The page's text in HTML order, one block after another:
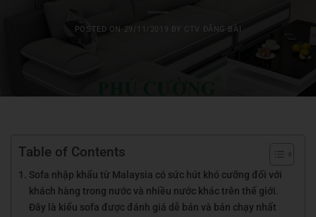
POSTED ON 29/11/2019 BY CTV ĐĂNG BÀI
Table of Contents
Sofa nhập khẩu từ Malaysia có sức hút khó cưỡng đối với
khách hàng trong nước và nhiều nước khác trên thế giới.
Đây là kiểu sofa được đánh giá dễ bán và bán chạy nhất